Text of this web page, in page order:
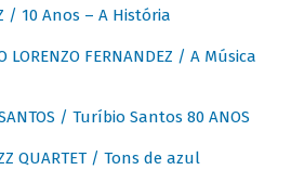
/ 10 Anos – A História
LORENZO FERNANDEZ / A Música
/ Turíbio Santos 80 ANOS
QUARTET / Tons de azul